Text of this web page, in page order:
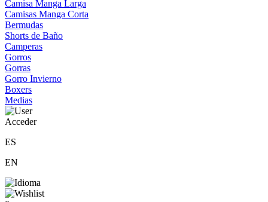
Camisa Manga Larga
Camisas Manga Corta
Bermudas
Shorts de Baño
Camperas
Gorros
Gorras
Gorro Invierno
Boxers
Medias
Acceder
ES
EN